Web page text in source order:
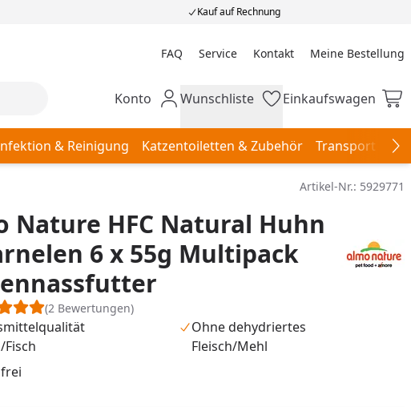
Kauf auf Rechnung
FAQ Service Kontakt Meine Bestellung
Meine Bestellung
Mein Konto
Konto Wunschliste
Wunschliste Einkaufswagen
Einkaufswagen
& Reinigung Katzentoiletten & Zubehör Transport &
Artikel-Nr.: 5929771
Nature HFC Natural Huhn
6 x 55g Multipack
(2 Bewertungen)
Fisch
Ohne dehydriertes
Fleisch/Mehl